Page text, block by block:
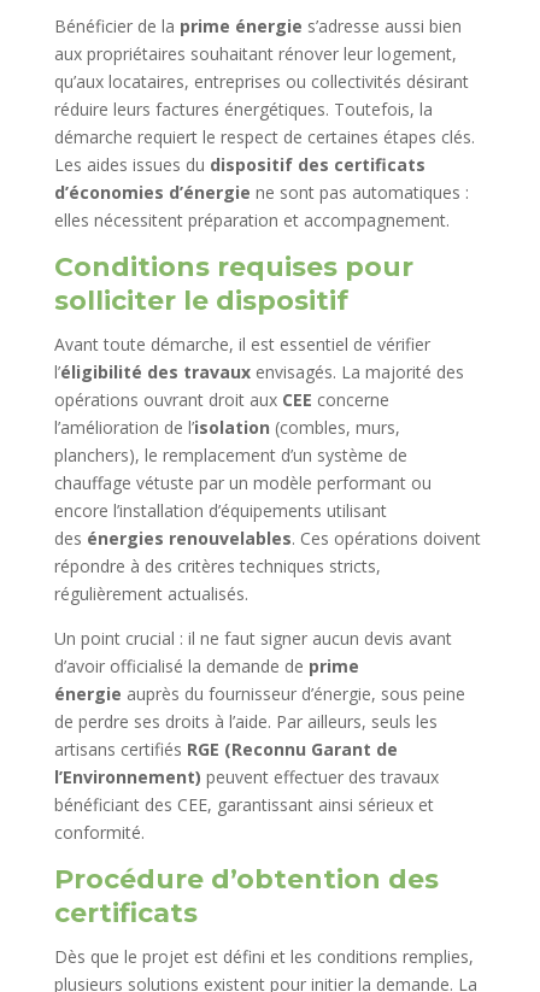
Bénéficier de la prime énergie s’adresse aussi bien
aux propriétaires souhaitant rénover leur logement,
qu’aux locataires, entreprises ou collectivités désirant
réduire leurs factures énergétiques. Toutefois, la
démarche requiert le respect de certaines étapes clés.
Les aides issues du dispositif des certificats
d’économies d’énergie ne sont pas automatiques :
elles nécessitent préparation et accompagnement.
Conditions requises pour
solliciter le dispositif
Avant toute démarche, il est essentiel de vérifier
l’éligibilité des travauxenvisagés. La majorité des
opérations ouvrant droit aux CEE concerne
l’amélioration de l’isolation (combles, murs,
planchers), le remplacement d’un système de
chauffage vétuste par un modèle performant ou
encore l’installation d’équipements utilisant
des énergies renouvelables. Ces opérations doivent
répondre à des critères techniques stricts,
régulièrement actualisés.
Un point crucial : il ne faut signer aucun devis avant
d’avoir officialisé la demande de prime
énergie auprès du fournisseur d’énergie, sous peine
de perdre ses droits à l’aide. Par ailleurs, seuls les
artisans certifiés RGE (Reconnu Garant de
l’Environnement) peuvent effectuer des travaux
bénéficiant des CEE, garantissant ainsi sérieux et
conformité.
Procédure d’obtention des
certificats
Dès que le projet est défini et les conditions remplies,
plusieurs solutions existent pour initier la demande. La